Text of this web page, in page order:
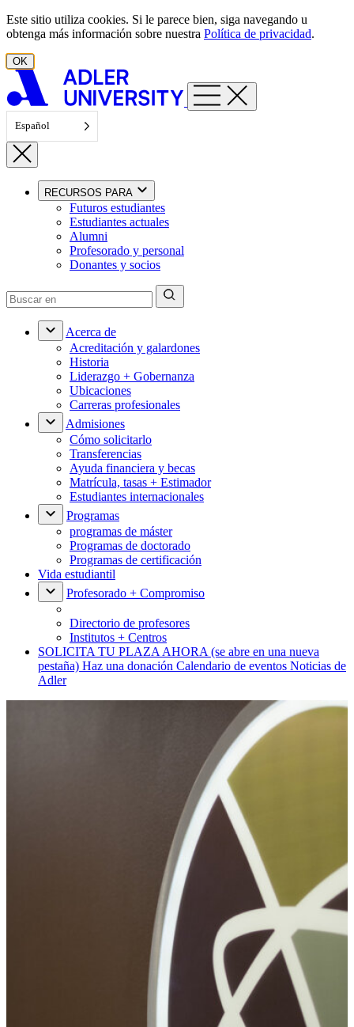
Ir al contenido
Este sitio utiliza cookies. Si le parece bien, siga navegando u
obtenga más información sobre nuestra Política de privacidad.
OK
Español
RECURSOS PARA
Futuros estudiantes
Estudiantes actuales
Alumni
Profesorado y personal
Donantes y socios
Acerca de
Acreditación y galardones
Historia
Liderazgo + Gobernanza
Ubicaciones
Carreras profesionales
Admisiones
Cómo solicitarlo
Transferencias
Ayuda financiera y becas
Matrícula, tasas + Estimador
Estudiantes internacionales
Programas
programas de máster
Programas de doctorado
Programas de certificación
Vida estudiantil
Profesorado + Compromiso
Directorio de profesores
Institutos + Centros
SOLICITA TU PLAZA AHORA (se abre en una nueva
pestaña) Haz una donación Calendario de eventos Noticias de
Adler